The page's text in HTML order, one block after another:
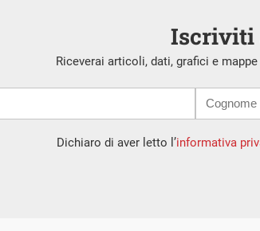
Iscriviti
Riceverai articoli, dati, grafici e
Dichiaro di aver letto l’informativa